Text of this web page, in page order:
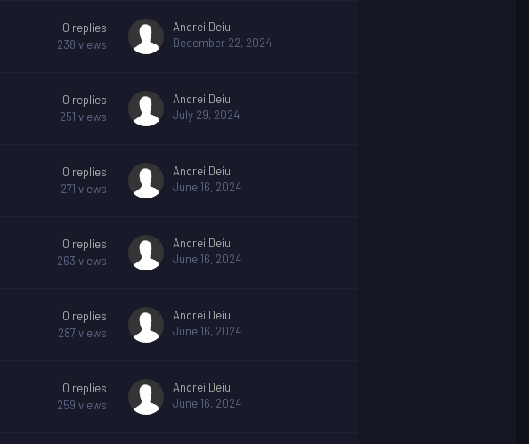
0 replies
238 views
Andrei Deiu
December 22, 2024
0 replies
251 views
Andrei Deiu
July 29, 2024
0 replies
271 views
Andrei Deiu
June 16, 2024
0 replies
263 views
Andrei Deiu
June 16, 2024
0 replies
287views
Andrei Deiu
June 16, 2024
0 replies
259 views
Andrei Deiu
June 16, 2024